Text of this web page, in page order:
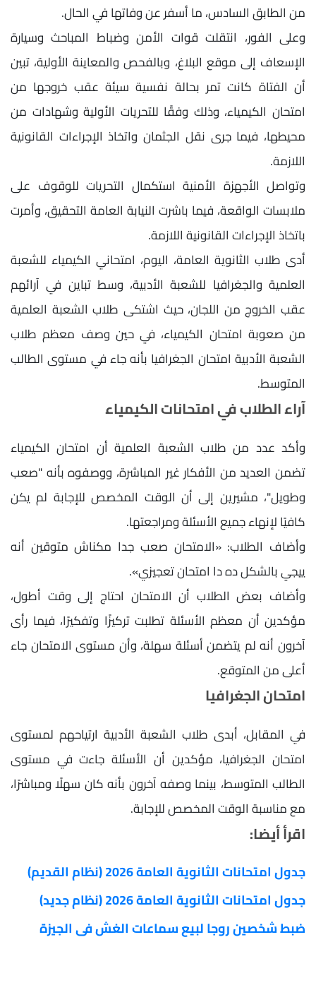
من الطابق السادس، ما أسفر عن وفاتها في الحال.
وعلى الفور، انتقلت قوات الأمن وضباط المباحث وسيارة
الإسعاف إلى موقع البلاغ، وبالفحص والمعاينة الأولية، تبين
أن الفتاة كانت تمر بحالة نفسية سيئة عقب خروجها من
امتحان الكيمياء، وذلك وفقًا للتحريات الأولية وشهادات من
محيطها، فيما جرى نقل الجثمان واتخاذ الإجراءات القانونية
اللازمة.
وتواصل الأجهزة الأمنية استكمال التحريات للوقوف على
ملابسات الواقعة، فيما باشرت النيابة العامة التحقيق، وأمرت
باتخاذ الإجراءات القانونية اللازمة.
أدى طلاب الثانوية العامة، اليوم، امتحاني الكيمياء للشعبة
العلمية والجغرافيا للشعبة الأدبية، وسط تباين في آرائهم
عقب الخروج من اللجان، حيث اشتكى طلاب الشعبة العلمية
من صعوبة امتحان الكيمياء، في حين وصف معظم طلاب
الشعبة الأدبية امتحان الجغرافيا بأنه جاء في مستوى الطالب
المتوسط.
آراء الطلاب في امتحانات الكيمياء
وأكد عدد من طلاب الشعبة العلمية أن امتحان الكيمياء
تضمن العديد من الأفكار غير المباشرة، ووصفوه بأنه "صعب
وطويل"، مشيرين إلى أن الوقت المخصص للإجابة لم يكن
كافيًا لإنهاء جميع الأسئلة ومراجعتها.
وأضاف الطلاب: «الامتحان صعب جدا مكناش متوقين أنه
ييجي بالشكل ده دا امتحان تعجيزي».
وأضاف بعض الطلاب أن الامتحان احتاج إلى وقت أطول،
مؤكدين أن معظم الأسئلة تطلبت تركيزًا وتفكيرًا، فيما رأى
آخرون أنه لم يتضمن أسئلة سهلة، وأن مستوى الامتحان جاء
أعلى من المتوقع.
امتحان الجغرافيا
في المقابل، أبدى طلاب الشعبة الأدبية ارتياحهم لمستوى
امتحان الجغرافيا، مؤكدين أن الأسئلة جاءت في مستوى
الطالب المتوسط، بينما وصفه آخرون بأنه كان سهلًا ومباشرًا،
مع مناسبة الوقت المخصص للإجابة.
اقرأ أيضا:
جدول امتحانات الثانوية العامة 2026 (نظام القديم)
جدول امتحانات الثانوية العامة 2026 (نظام جديد)
ضبط شخصين روجا لبيع سماعات الغش فى الجيزة